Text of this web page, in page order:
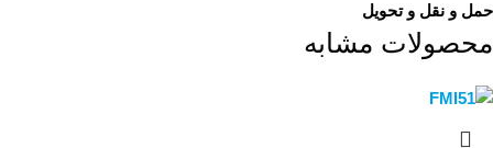
حمل و نقل و تحویل
محصولات مشابه